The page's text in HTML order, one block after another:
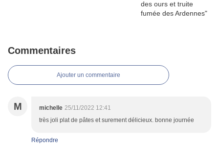
Commentaires
Ajouter un commentaire
M michelle 25/11/2022 12:41
très joli plat de pâtes et surement délicieux. bonne journée
Répondre